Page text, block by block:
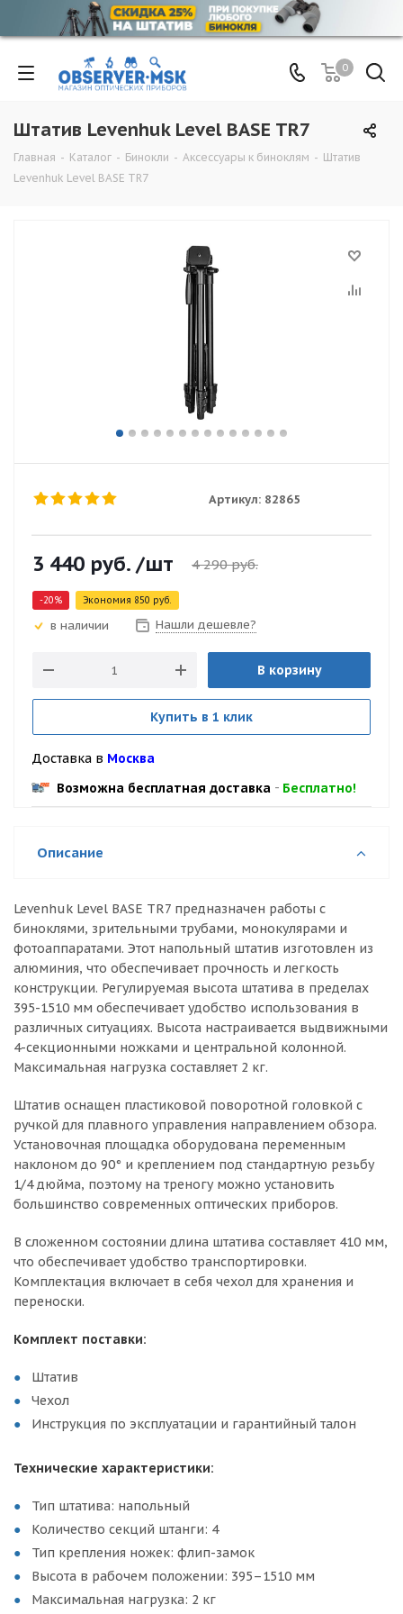
0
Штатив Levenhuk Level BASE TR7
Главная - Каталог - Бинокли - Аксессуары к биноклям - Штатив
Levenhuk Level BASE TR7
Артикул: 82865
3 440 руб. /шт 4 290руб.
-20% Экономия 850 руб.
в наличии Нашли дешевле?
В корзину
Купить в 1 клик
Доставка в Москва
Возможна бесплатная доставка - Бесплатно!
Описание
Levenhuk Level BASE TR7 предназначен работы с
биноклями, зрительными трубами, монокулярами и
фотоаппаратами. Этот напольный штатив изготовлен из
алюминия, что обеспечивает прочность и легкость
конструкции. Регулируемая высота штатива в пределах
395-1510 мм обеспечивает удобство использования в
различных ситуациях. Высота настраивается выдвижными
4-секционными ножками и центральной колонной.
Максимальная нагрузка составляет 2 кг.
Штатив оснащен пластиковой поворотной головкой с
ручкой для плавного управления направлением обзора.
Установочная площадка оборудована переменным
наклоном до 90° и креплением под стандартную резьбу
1/4 дюйма, поэтому на треногу можно установить
большинство современных оптических приборов.
В сложенном состоянии длина штатива составляет 410 мм,
что обеспечивает удобство транспортировки.
Комплектация включает в себя чехол для хранения и
переноски.
Комплект поставки:
Штатив
Чехол
Инструкция по эксплуатации и гарантийный талон
Технические характеристики:
Тип штатива: напольный
Количество секций штанги: 4
Тип крепления ножек: флип-замок
Высота в рабочем положении: 395–1510 мм
Максимальная нагрузка: 2 кг